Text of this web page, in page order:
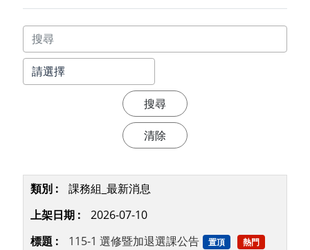
課務組_最新消息
2026-07-10
115-1 選修暨加退選課公告
置頂 熱門